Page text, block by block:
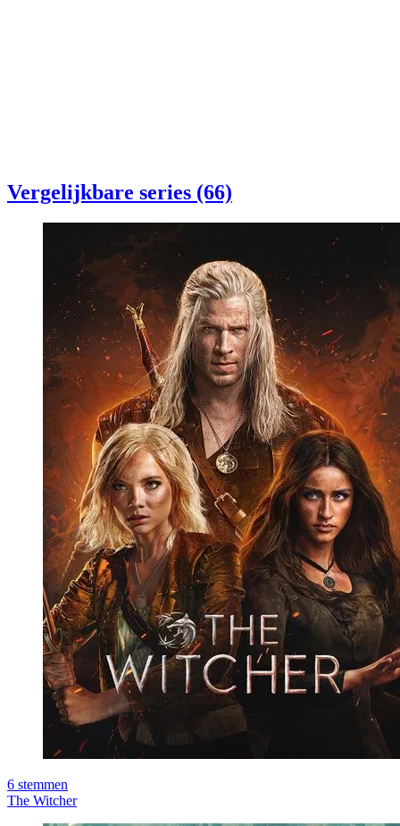
Vergelijkbare series (66)
6 stemmen
The Witcher